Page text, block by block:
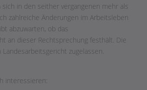
in den seither vergangenen mehr als
zahlreiche Änderungen im Arbeitsleben
abzuwarten, ob das
an dieser Rechtsprechung festhält. Die
Landesarbeitsgericht zugelassen.
interessieren: